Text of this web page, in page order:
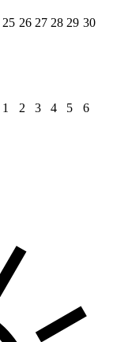
25 26 27 28 29 30
1 2 3 4 5 6